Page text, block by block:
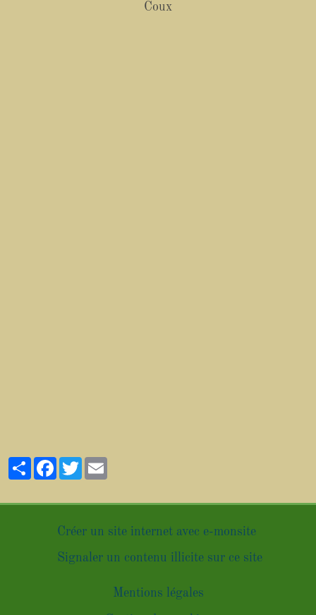
Coux
PartagerFacebook
Twitter
Créer un site internet avec e-monsite
Signaler un contenu illicite sur ce site
Mentions légales